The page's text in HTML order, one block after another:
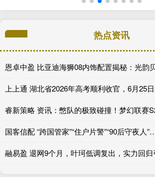
热点资讯